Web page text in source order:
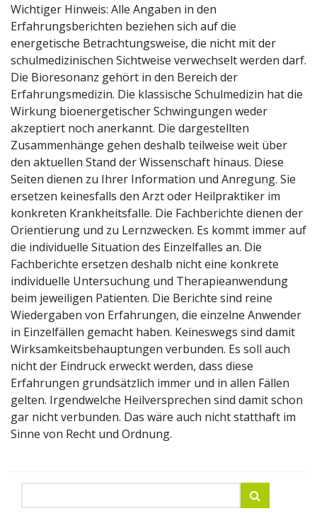
Wichtiger Hinweis: Alle Angaben in den
Erfahrungsberichten beziehen sich auf die
energetische Betrachtungsweise, die nicht mit der
schulmedizinischen Sichtweise verwechselt werden darf.
Die Bioresonanz gehört in den Bereich der
Erfahrungsmedizin. Die klassische Schulmedizin hat die
Wirkung bioenergetischer Schwingungen weder
akzeptiert noch anerkannt. Die dargestellten
Zusammenhänge gehen deshalb teilweise weit über
den aktuellen Stand der Wissenschaft hinaus. Diese
Seiten dienen zu Ihrer Information und Anregung. Sie
ersetzen keinesfalls den Arzt oder Heilpraktiker im
konkreten Krankheitsfalle. Die Fachberichte dienen der
Orientierung und zu Lernzwecken. Es kommt immer auf
die individuelle Situation des Einzelfalles an. Die
Fachberichte ersetzen deshalb nicht eine konkrete
individuelle Untersuchung und Therapieanwendung
beim jeweiligen Patienten. Die Berichte sind reine
Wiedergaben von Erfahrungen, die einzelne Anwender
in Einzelfällen gemacht haben. Keineswegs sind damit
Wirksamkeitsbehauptungen verbunden. Es soll auch
nicht der Eindruck erweckt werden, dass diese
Erfahrungen grundsätzlich immer und in allen Fällen
gelten. Irgendwelche Heilversprechen sind damit schon
gar nicht verbunden. Das wäre auch nicht statthaft im
Sinne von Recht und Ordnung.